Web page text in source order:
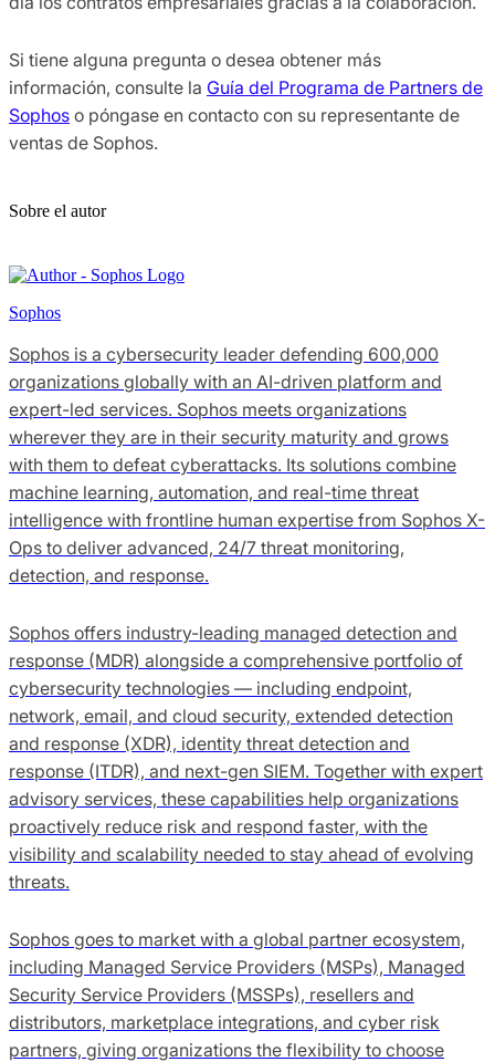
Si tiene alguna pregunta o desea obtener más
información, consulte la Guía del Programa de Partners de
Sophos o póngase en contacto con su representante de
ventas de Sophos.
Sobre el autor
Sophos
Sophos is a cybersecurity leader defending 600,000
organizations globally with an AI-driven platform and
expert-led services. Sophos meets organizations
wherever they are in their security maturity and grows
with them to defeat cyberattacks. Its solutions combine
machine learning, automation, and real-time threat
intelligence with frontline human expertise from Sophos X-
Ops to deliver advanced, 24/7 threat monitoring,
detection, and response.
Sophos offers industry-leading managed detection and
response (MDR) alongside a comprehensive portfolio of
cybersecurity technologies — including endpoint,
network, email, and cloud security, extended detection
and response (XDR), identity threat detection and
response (ITDR), and next-gen SIEM. Together with expert
advisory services, these capabilities help organizations
proactively reduce risk and respond faster, with the
visibility and scalability needed to stay ahead of evolving
threats.
Sophos goes to market with a global partner ecosystem,
including Managed Service Providers (MSPs), Managed
Security Service Providers (MSSPs), resellers and
distributors, marketplace integrations, and cyber risk
partners, giving organizations the flexibility to choose